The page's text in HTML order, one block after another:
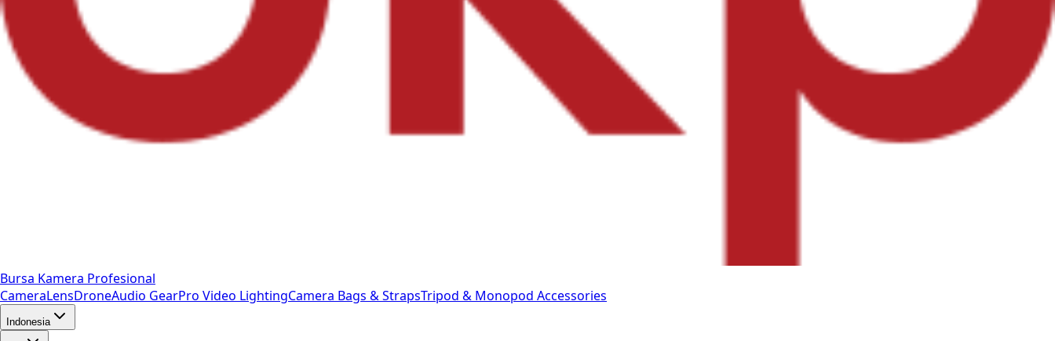
Bursa Kamera Profesional
CameraLensDroneAudio GearPro Video LightingCamera Bags & StrapsTripod & Monopod Accessories
Indonesia